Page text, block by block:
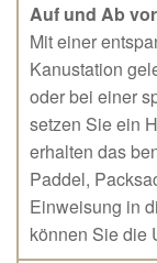
Auf und Ab
Mit einer
Kanustation
oder bei einer
setzen Sie ein
erhalten das
Paddel,
Einweisung in
können Sie die